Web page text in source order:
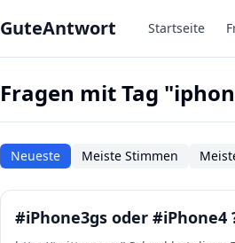
GuteAntwort Startseite
Fragen mit Tag
Neueste Meiste Stimmen
#iPhone3gs oder #iPhone4